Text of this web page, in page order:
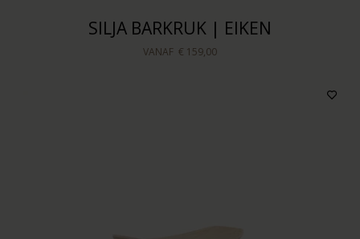
SILJA BARKRUK | EIKEN
VANAF € 159,00